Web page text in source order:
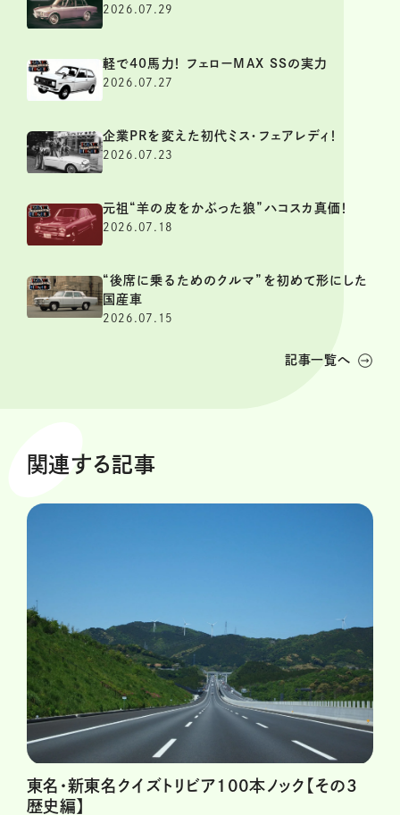
2026.07.29
軽で40馬力！ フェローMAX SSの実力
2026.07.27
企業PRを変えた初代ミス・フェアレディ！
2026.07.23
元祖“羊の皮をかぶった狼”ハコスカ真価！
2026.07.18
“後席に乗るためのクルマ”を初めて形にした
国産車
2026.07.15
記事一覧へ
関連する記事
東名・新東名クイズトリビア100本ノック【その3
歴史編】